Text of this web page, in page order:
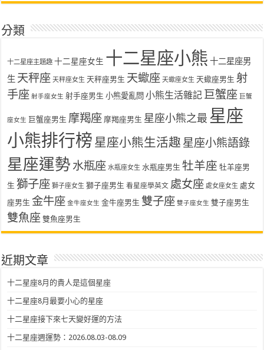
分類
十二星座主題趣 十二星座女生 十二星座小熊 十二星座男
生 天秤座 天秤座女生 天秤座男生 天蠍座 天蠍座女生 天蠍座男生 射
手座 射手座女生 射手座男生 小熊愛亂問 小熊生活雜記 巨蟹座 巨蟹
座女生 巨蟹座男生 摩羯座 摩羯座男生 星座小熊之最 星座
小熊排行榜 星座小熊生活趣 星座小熊語錄
星座運勢 水瓶座 水瓶座女生 水瓶座男生 牡羊座 牡羊座男
生 獅子座 獅子座女生 獅子座男生 看星座學英文 處女座 處女座女生 處女
座男生 金牛座 金牛座女生 金牛座男生 雙子座 雙子座女生 雙子座男生
雙魚座 雙魚座男生
近期文章
十二星座8月的貴人是這個星座
十二星座8月最要小心的星座
十二星座接下來七天變好運的方法
十二星座週運勢：2026.08.03-08.09